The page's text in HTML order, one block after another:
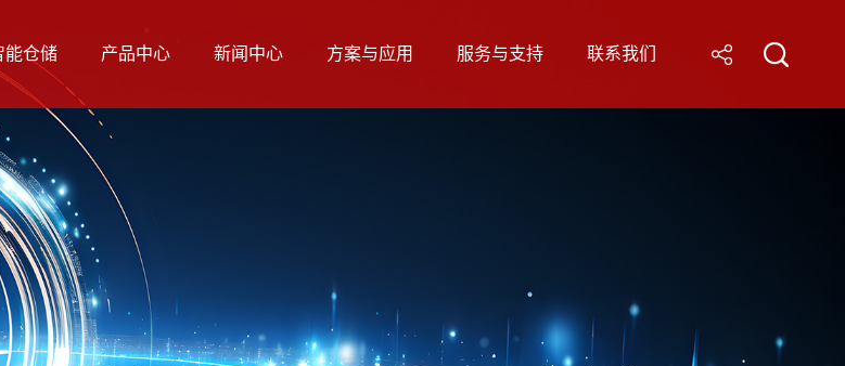
能仓储 产品中心 新闻中心 方案与应用 服务与支持 联系我们